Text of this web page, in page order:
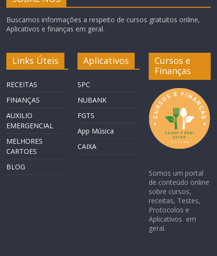
Buscamos informações a respeito de cursos gratuitos online,
Aplicativos e finanças em geral.
Links Úteis
RECEITAS
FINANÇAS
AUXILIO
EMERGENCIAL
MELHORES
CARTOES
BLOG
Aplicativos
SPC
NUBANK
FGTS
App Música
CAIXA
Cursos e
Finanças
Somos um portal
de conteúdo online
sobre cursos,
receitas, Testes,
Protocolos e
Aplicativos em
geral.